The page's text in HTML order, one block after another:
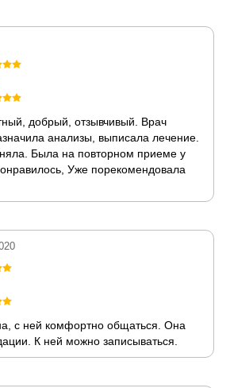
добрый, отзывчивый. Врач
анализы, выписала лечение.
Была на повторном приеме у
Уже порекомендовала
с ней комфортно общаться. Она
К ней можно записываться.